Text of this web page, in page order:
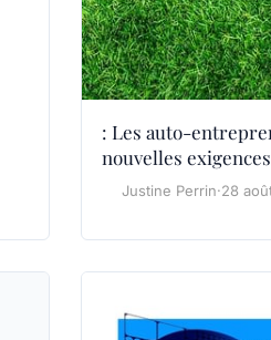
: Les auto-
nouvelles
Justine Perrin·28